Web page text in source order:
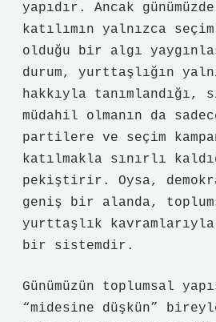
yapıdır. Ancak
katılımın yalnızca
olduğu bir algı
durum, yurttaşlığın
hakkıyla tanımlandığı,
müdahil olmanın da
partilere ve seçim
katılmakla sınırlı
pekiştirir. Oysa,
geniş bir alanda,
yurttaşlık
bir sistemdir.
Günümüzün toplumsal
“midesine düşkün”